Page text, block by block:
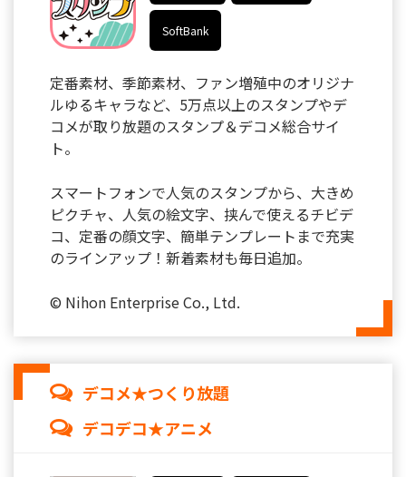
SoftBank
定番素材、季節素材、ファン増殖中のオリジナ
ルゆるキャラなど、5万点以上のスタンプやデ
コメが取り放題のスタンプ＆デコメ総合サイ
ト。
スマートフォンで人気のスタンプから、大きめ
ピクチャ、人気の絵文字、挟んで使えるチビデ
コ、定番の顔文字、簡単テンプレートまで充実
のラインアップ！新着素材も毎日追加。
© Nihon Enterprise Co., Ltd.
デコメ★つくり放題
デコデコ★アニメ